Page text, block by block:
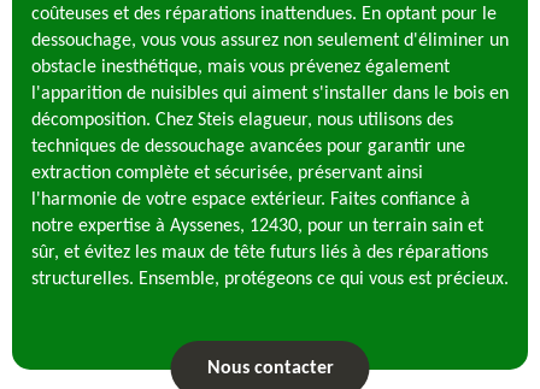
coûteuses et des réparations inattendues. En optant pour le
dessouchage, vous vous assurez non seulement d'éliminer un
obstacle inesthétique, mais vous prévenez également
l'apparition de nuisibles qui aiment s'installer dans le bois en
décomposition. Chez Steis elagueur, nous utilisons des
techniques de dessouchage avancées pour garantir une
extraction complète et sécurisée, préservant ainsi
l'harmonie de votre espace extérieur. Faites confiance à
notre expertise à Ayssenes, 12430, pour un terrain sain et
sûr, et évitez les maux de tête futurs liés à des réparations
structurelles. Ensemble, protégeons ce qui vous est précieux.
Nous contacter